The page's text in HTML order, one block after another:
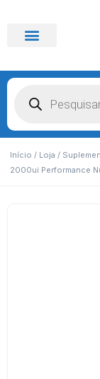
Início / Loja /
2000ui Performance